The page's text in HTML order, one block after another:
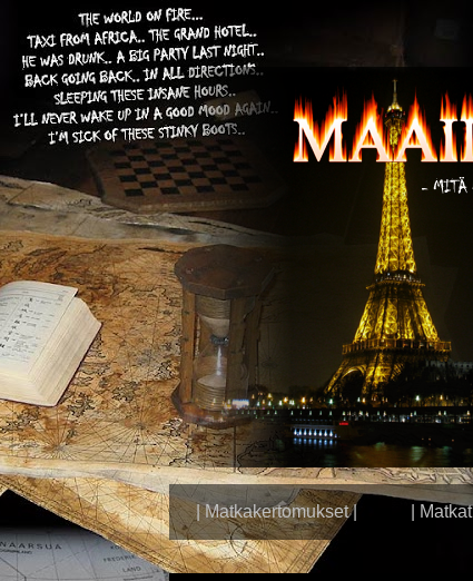
| Matkakertomukset | |